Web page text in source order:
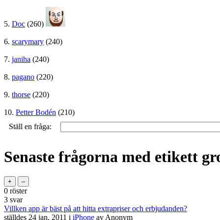
5. Doc (260)
6. scarymary (240)
7. janiha (240)
8. pagano (220)
9. thorse (220)
10. Petter Bodén (210)
Ställ en fråga:
Senaste frågorna med etikett
0 röster
3 svar
Villken app är bäst på att hitta extrapriser och erbjudanden?
ställdes 24 jan, 2011 i iPhone av Anonym